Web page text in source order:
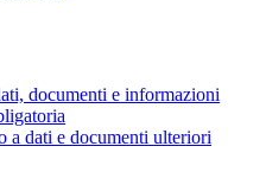
documenti e informazioni
a dati e documenti ulteriori